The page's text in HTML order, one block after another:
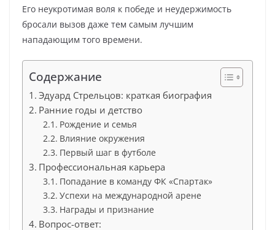
Его неукротимая воля к победе и неудержимость
бросали вызов даже тем самым лучшим
нападающим того времени.
Содержание
Эдуард Стрельцов: краткая биография
Ранние годы и детство
Рождение и семья
Влияние окружения
Первый шаг в футболе
Профессиональная карьера
Попадание в команду ФК «Спартак»
Успехи на международной арене
Награды и признание
Вопрос-ответ: